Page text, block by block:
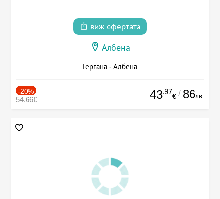
виж офертата
Албена
Гергана - Албена
-20%
54.66€ 43.97
€ / 86лв.